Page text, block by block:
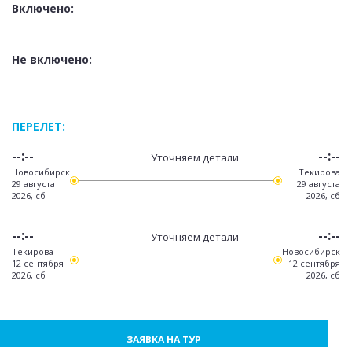
Включено:
Не включено:
ПЕРЕЛЕТ:
--:--
Новосибирск
29 августа
2026, сб
Уточняем детали --:--
Текирова
29 августа
2026, сб
--:--
Текирова
12 сентября
2026, сб
Уточняем детали --:--
Новосибирск
12 сентября
2026, сб
ЗАЯВКА НА ТУР